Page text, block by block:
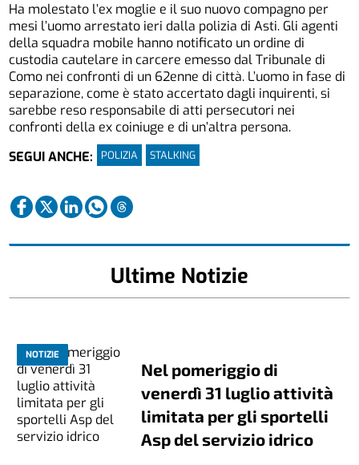
Ha molestato l’ex moglie e il suo nuovo compagno per
mesi l’uomo arrestato ieri dalla polizia di Asti. Gli agenti
della squadra mobile hanno notificato un ordine di
custodia cautelare in carcere emesso dal Tribunale di
Como nei confronti di un 62enne di città. L’uomo in fase di
separazione, come è stato accertato dagli inquirenti, si
sarebbe reso responsabile di atti persecutori nei
confronti della ex coiniuge e di un’altra persona.
SEGUI ANCHE:
POLIZIA STALKING
Ultime Notizie
NOTIZIE
Nel pomeriggio di
venerdì 31 luglio attività
limitata per gli sportelli
Asp del servizio idrico